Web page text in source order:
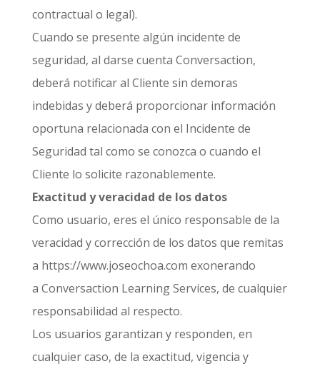
contractual o legal).
Cuando se presente algún incidente de
seguridad, al darse cuenta Conversaction,
deberá notificar al Cliente sin demoras
indebidas y deberá proporcionar información
oportuna relacionada con el Incidente de
Seguridad tal como se conozca o cuando el
Cliente lo solicite razonablemente.
Exactitud y veracidad de los datos
Como usuario, eres el único responsable de la
veracidad y corrección de los datos que remitas
a https://www.joseochoa.com exonerando
a Conversaction Learning Services, de cualquier
responsabilidad al respecto.
Los usuarios garantizan y responden, en
cualquier caso, de la exactitud, vigencia y